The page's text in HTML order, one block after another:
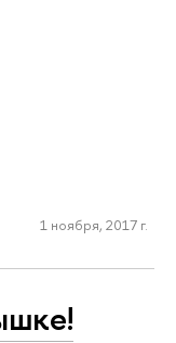
1 ноября, 2017 г.